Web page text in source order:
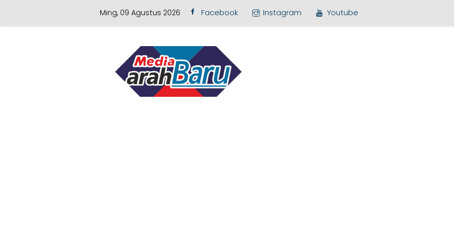
Ming, 09 Agustus 2026 Facebook Instagram Youtube